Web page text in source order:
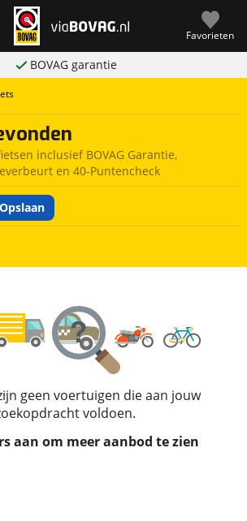
Favorieten
BOVAG garantie
inclusief BOVAG Garantie,
en 40-Puntencheck
Opslaan
geen voertuigen die aan jouw
voldoen.
aan om meer aanbod te zien